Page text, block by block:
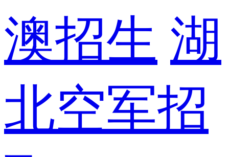
澳招生 湖
北空军招